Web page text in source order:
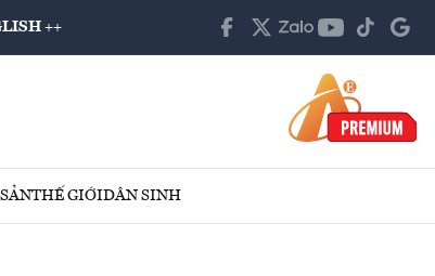
++
THẾ GIỚIDÂN SINH